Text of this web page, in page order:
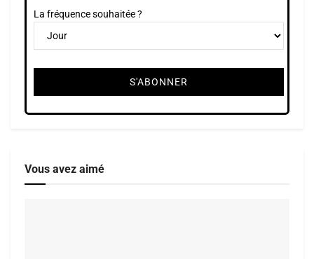
La fréquence souhaitée ?
Vous avez aimé